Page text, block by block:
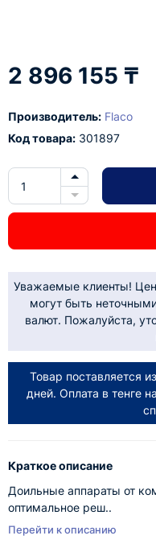
2 896 155 ₸
Производитель: Flaco
Код товара: 301897
Уважаемые клиенты!
могут быть
валют. Пожалуйста,
Товар поставляется
дней. Оплата в тенге
Краткое описание
Доильные аппараты от
оптимальное реш..
Перейти к описанию